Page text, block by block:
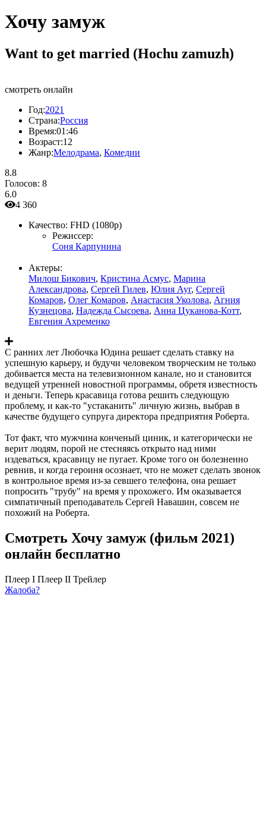
Хочу замуж
Want to get married (Hochu zamuzh)
смотреть онлайн
Год:2021
Страна:Россия
Время:01:46
Возраст:12
Жанр:Мелодрама, Комедии
8.8
Голосов: 8
6.0
4 360
Качество: FHD (1080p)
Режиссер:
Соня Карпунина
Актеры:
Милош Бикович, Кристина Асмус, Марина
Александрова, Сергей Гилев, Юлия Ауг, Сергей
Комаров, Олег Комаров, Анастасия Уколова, Агния
Кузнецова, Надежда Сысоева, Анна Цуканова-Котт,
Евгения Ахременко
С ранних лет Любочка Юдина решает сделать ставку на
успешную карьеру, и будучи человеком творческим не только
добивается места на телевизионном канале, но и становится
ведущей утренней новостной программы, обретя известность
и деньги. Теперь красавица готова решить следующую
проблему, и как-то "устаканить" личную жизнь, выбрав в
качестве будущего супруга директора предприятия Роберта.
Тот факт, что мужчина конченый циник, и категорически не
верит людям, порой не стесняясь открыто над ними
издеваться, красавицу не пугает. Кроме того он болезненно
ревнив, и когда героиня осознает, что не может сделать звонок
в контрольное время из-за севшего телефона, она решает
попросить "трубу" на время у прохожего. Им оказывается
симпатичный преподаватель Сергей Навашин, совсем не
похожий на Роберта.
Смотреть Хочу замуж (фильм 2021)
онлайн бесплатно
Плеер I Плеер II Трейлер
Жалоба?